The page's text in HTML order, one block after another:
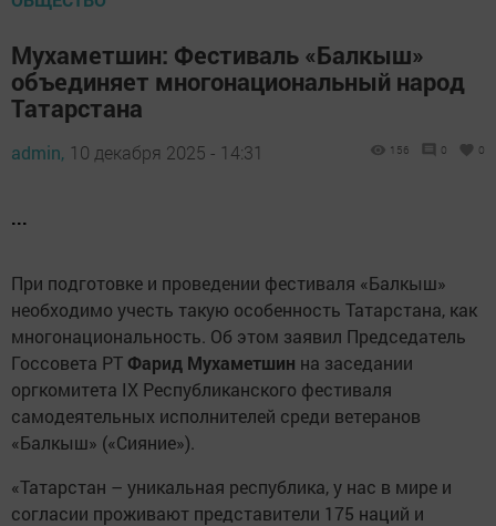
Мухаметшин: Фестиваль «Балкыш»
объединяет многонациональный народ
Татарстана
admin, 10 декабря 2025 - 14:31 156 0 0
...
При подготовке и проведении фестиваля «Балкыш»
необходимо учесть такую особенность Татарстана, как
многонациональность. Об этом заявил Председатель
Госсовета РТ Фарид Мухаметшин на заседании
оргкомитета IX Республиканского фестиваля
самодеятельных исполнителей среди ветеранов
«Балкыш» («Сияние»).
«Татарстан – уникальная республика, у нас в мире и
согласии проживают представители 175 наций и